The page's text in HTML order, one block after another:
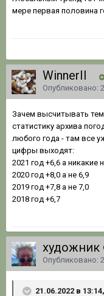
мере первая половина
WinnerII
Опубликовано:
Зачем высчитывать
статистику архива
любого года - там все
цифры выходят:
2021 год +6,6 а никакие
2020 год +8,0 а не 6,9
2019 год +7,8 а не 7,0
2018 год +6,7
художник
Опубликовано:
21.06.2022 в